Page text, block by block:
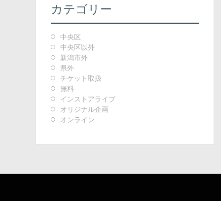
カテゴリー
中央区
中央区以外
新潟市外
県外
チケット取扱
無料
インストアライブ
オリジナル企画
オンライン